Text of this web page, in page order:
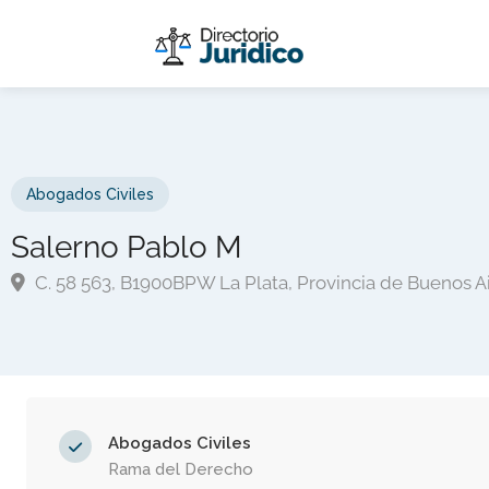
Abogados Civiles
Salerno Pablo M
C. 58 563, B1900BPW La Plata, Provincia de Buenos
Abogados Civiles
Rama del Derecho